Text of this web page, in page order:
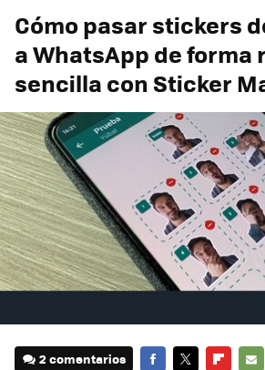
Cómo pasar stickers
a WhatsApp de forma
sencilla con Sticker
2 comentarios